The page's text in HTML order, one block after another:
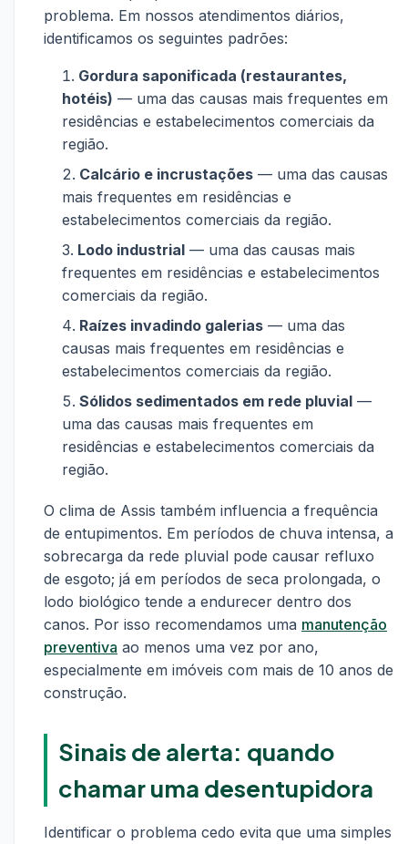
problema. Em nossos atendimentos diários,
identificamos os seguintes padrões:
Gordura saponificada (restaurantes,
hotéis) — uma das causas mais frequentes em
residências e estabelecimentos comerciais da
região.
Calcário e incrustações — uma das causas
mais frequentes em residências e
estabelecimentos comerciais da região.
Lodo industrial — uma das causas mais
frequentes em residências e estabelecimentos
comerciais da região.
Raízes invadindo galerias — uma das
causas mais frequentes em residências e
estabelecimentos comerciais da região.
Sólidos sedimentados em rede pluvial —
uma das causas mais frequentes em
residências e estabelecimentos comerciais da
região.
O clima de Assis também influencia a frequência
de entupimentos. Em períodos de chuva intensa, a
sobrecarga da rede pluvial pode causar refluxo
de esgoto; já em períodos de seca prolongada, o
lodo biológico tende a endurecer dentro dos
canos. Por isso recomendamos uma manutenção
preventiva ao menos uma vez por ano,
especialmente em imóveis com mais de 10 anos de
construção.
Sinais de alerta: quando
chamar uma desentupidora
Identificar o problema cedo evita que uma simples